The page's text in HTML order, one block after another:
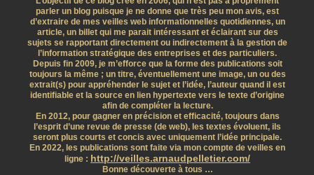
parler un blog puisque je ne donne que très peu mon avis, est
d’extraire de mes veilles web informationnelles quotidiennes, un
article, un billet qui me parait intéressant et éclairant sur des
sujets se rapportant directement ou indirectement à la gestion de
l’information stratégique des entreprises et des particuliers.
Depuis fin 2009, je m’efforce que la forme des publications soit
toujours la même ; un titre, éventuellement une image, un ou des
extrait(s) pour appréhender le sujet et l’idée, l’auteur quand il est
identifiable et la source en lien hypertexte vers le texte d’origine
afin de compléter la lecture.
En 2012, pour gagner en précision et efficacité, toujours dans
l’esprit d’une revue de presse (de web), les textes évoluent, ils
seront plus courts et concis avec uniquement l’idée principale.
En 2022, les publications sont faite via mon compte de veilles en
ligne : http://veilles.arnaudpelletier.com/
Bonne découverte à tous …